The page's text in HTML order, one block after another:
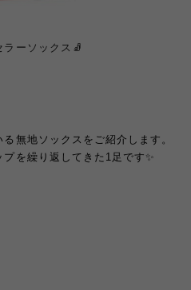
ーソックス🧦
無地ソックスをご紹介します。
を繰り返してきた1足です✨